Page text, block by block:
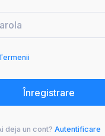
deja un cont? Autentificare